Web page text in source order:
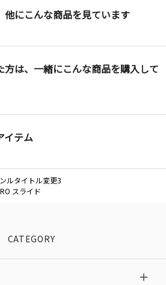
他にこんな商品を見ています
方は、一緒にこんな商品を購入して
イテム
ルタイトル変更3
スライド
CATEGORY